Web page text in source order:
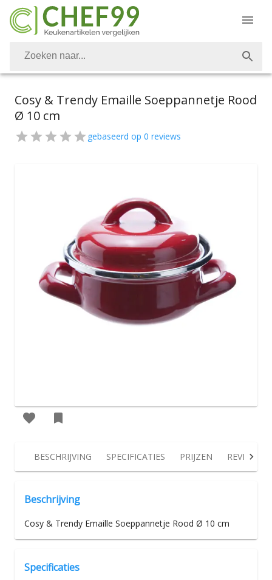
Cosy & Trendy Emaille Soeppannetje Rood
Ø 10 cm
gebaseerd op 0 reviews
BESCHRIJVING SPECIFICATIES PRIJZEN REVIEWS
Beschrijving
Cosy & Trendy Emaille Soeppannetje Rood Ø 10 cm
Specificaties